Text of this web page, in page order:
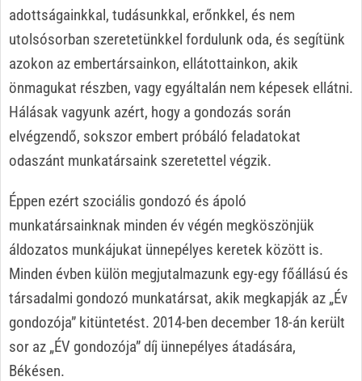
adottságainkkal, tudásunkkal, erőnkkel, és nem
utolsósorban szeretetünkkel fordulunk oda, és segítünk
azokon az embertársainkon, ellátottainkon, akik
önmagukat részben, vagy egyáltalán nem képesek ellátni.
Hálásak vagyunk azért, hogy a gondozás során
elvégzendő, sokszor embert próbáló feladatokat
odaszánt munkatársaink szeretettel végzik.
Éppen ezért szociális gondozó és ápoló
munkatársainknak minden év végén megköszönjük
áldozatos munkájukat ünnepélyes keretek között is.
Minden évben külön megjutalmazunk egy-egy főállású és
társadalmi gondozó munkatársat, akik megkapják az „Év
gondozója” kitüntetést. 2014-ben december 18-án került
sor az „ÉV gondozója” díj ünnepélyes átadására,
Békésen.